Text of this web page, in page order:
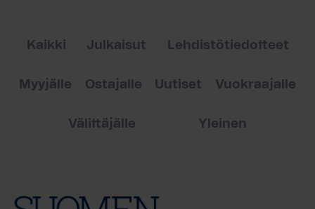
Kaikki Julkaisut Lehdistötiedotteet
Myyjälle Ostajalle Uutiset Vuokraajalle
Välittäjälle Yleinen